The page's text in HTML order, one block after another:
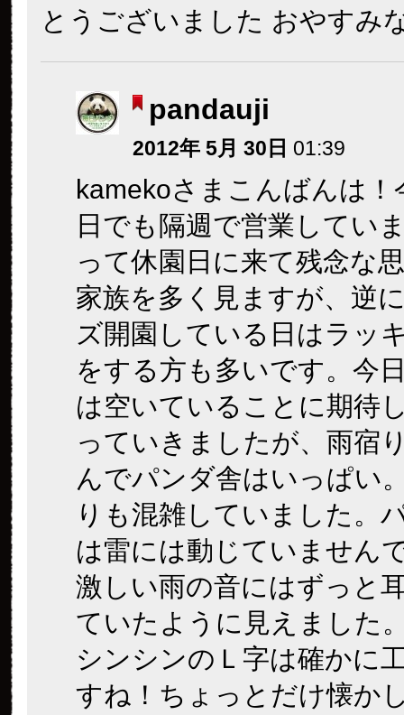
とうございました おやすみ
pandauji
2012年 5月 30日 01:39
kamekoさまこんばんは！
日でも隔週で営業してい
って休園日に来て残念な
家族を多く見ますが、逆
ズ開園している日はラッ
をする方も多いです。今
は空いていることに期待
っていきましたが、雨宿
んでパンダ舎はいっぱい
りも混雑していました。
は雷には動じていません
激しい雨の音にはずっと
ていたように見えました
シンシンのＬ字は確かに
すね！ちょっとだけ懐か